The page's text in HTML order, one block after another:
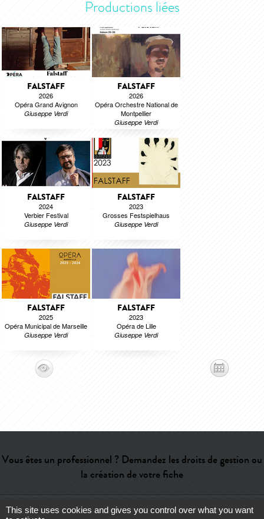
Productions liées
FALSTAFF
2026
Opéra Grand Avignon
Giuseppe Verdi
FALSTAFF
2026
Opéra Orchestre National de
Montpellier
Giuseppe Verdi
FALSTAFF
2024
Verbier Festival
Giuseppe Verdi
FALSTAFF
2023
Grosses Festspielhaus
Giuseppe Verdi
FALSTAFF
2025
Opéra Municipal de Marseille
Giuseppe Verdi
FALSTAFF
2023
Opéra de Lille
Giuseppe Verdi
Vous êtes un professionnel ? Demandez les droits de gestion ou
la création de votre fiche
Aide-Contact-Admin-Lexique-CGU-Qui sommes-nous ?-
This site uses cookies and gives you control over what you want